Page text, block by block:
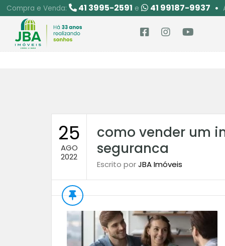
Compra e Venda: 41 3995-2591 e 41 99187-9937
25
AGO
2022
como vender um
seguranca
Escrito porJBA Imóveis